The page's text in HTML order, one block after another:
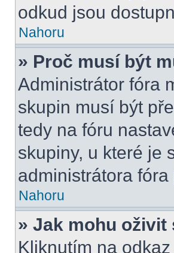
odkud jsou
Nahoru
» Proč musí být
Administrátor fóra
skupin musí být
tedy na fóru
skupiny, u které je
administrátora
Nahoru
» Jak mohu oživit
Kliknutím na odkaz